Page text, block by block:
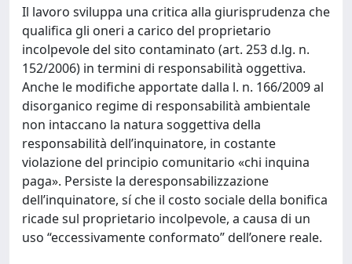
Il lavoro sviluppa una critica alla giurisprudenza che
qualifica gli oneri a carico del proprietario
incolpevole del sito contaminato (art. 253 d.lg. n.
152/2006) in termini di responsabilità oggettiva.
Anche le modifiche apportate dalla l. n. 166/2009 al
disorganico regime di responsabilità ambientale
non intaccano la natura soggettiva della
responsabilità dell’inquinatore, in costante
violazione del principio comunitario «chi inquina
paga». Persiste la deresponsabilizzazione
dell’inquinatore, sí che il costo sociale della bonifica
ricade sul proprietario incolpevole, a causa di un
uso “eccessivamente conformato” dell’onere reale.